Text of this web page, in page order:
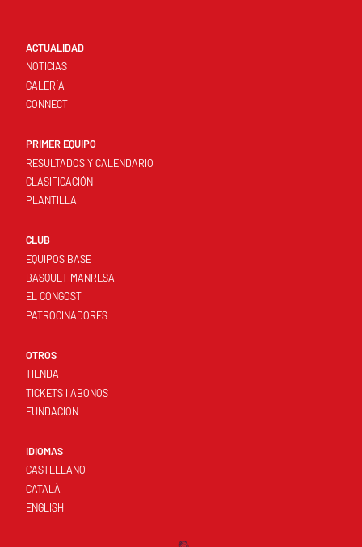
ACTUALIDAD
NOTICIAS
GALERÍA
CONNECT
PRIMER EQUIPO
RESULTADOS Y CALENDARIO
CLASIFICACIÓN
PLANTILLA
CLUB
EQUIPOS BASE
BASQUET MANRESA
EL CONGOST
PATROCINADORES
OTROS
TIENDA
TICKETS I ABONOS
FUNDACIÓN
IDIOMAS
CASTELLANO
CATALÀ
ENGLISH